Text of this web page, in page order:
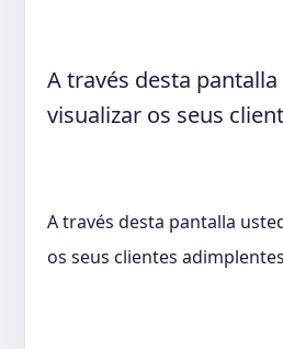
A través desta
visualizar os seus
A través desta pantalla
os seus clientes